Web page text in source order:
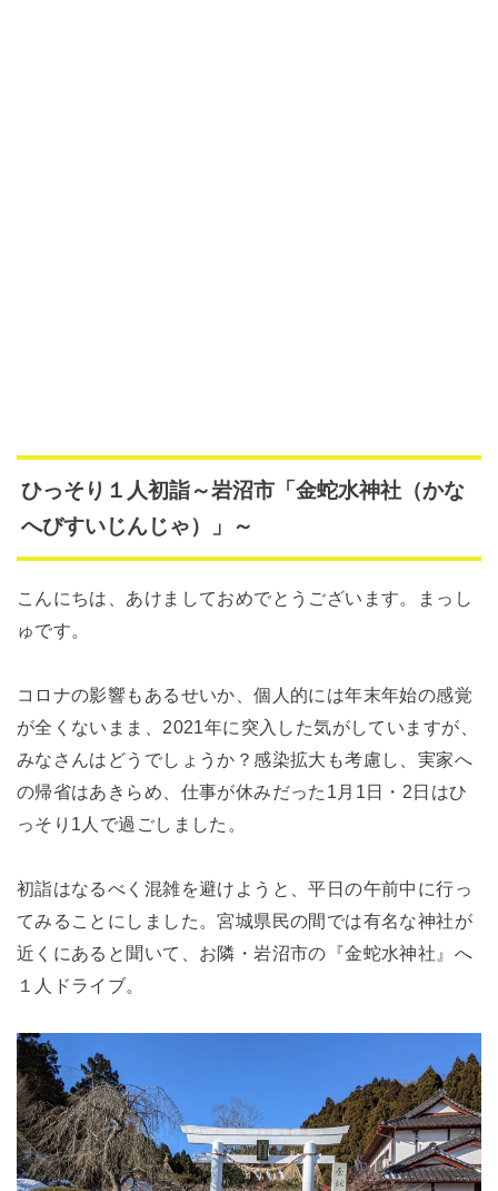
ひっそり１人初詣～岩沼市「金蛇水神社（かな
へびすいじんじゃ）」～
こんにちは、あけましておめでとうございます。まっし
ゅです。
コロナの影響もあるせいか、個人的には年末年始の感覚
が全くないまま、2021年に突入した気がしていますが、
みなさんはどうでしょうか？感染拡大も考慮し、実家へ
の帰省はあきらめ、仕事が休みだった1月1日・2日はひ
っそり1人で過ごしました。
初詣はなるべく混雑を避けようと、平日の午前中に行っ
てみることにしました。宮城県民の間では有名な神社が
近くにあると聞いて、お隣・岩沼市の『金蛇水神社』へ
１人ドライブ。